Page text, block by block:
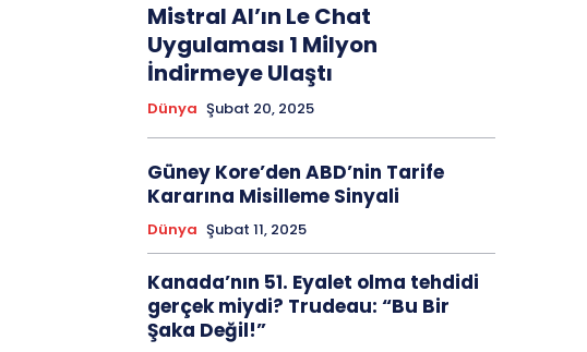
Mistral AI’ın Le Chat
Uygulaması 1 Milyon
İndirmeye Ulaştı
Dünya Şubat 20, 2025
Güney Kore’den ABD’nin Tarife
Kararına Misilleme Sinyali
Dünya Şubat 11, 2025
Kanada’nın 51. Eyalet olma tehdidi
gerçek miydi? Trudeau: “Bu Bir
Şaka Değil!”